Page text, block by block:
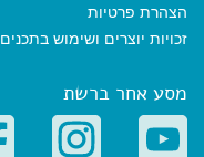
הצהרת פרטיות
זכויות יוצרים ושימוש בתכנים
מסע אחר ברשת